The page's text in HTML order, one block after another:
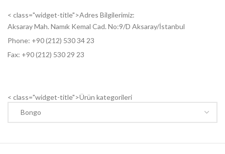
< class="widget-title">Adres Bilgilerimiz:
Aksaray Mah. Namık Kemal Cad. No:9/D Aksaray/İstanbul
Phone: +90 (212) 530 34 23
Fax: +90 (212) 530 29 23
< class="widget-title">Ürün kategorileri